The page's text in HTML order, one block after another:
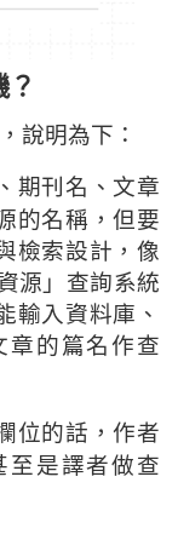
說明為下：
期刊名、文章
的名稱，但要
檢索設計，像
源」查詢系統
輸入資料庫、
章的篇名作查
位的話，作者
是譯者做查